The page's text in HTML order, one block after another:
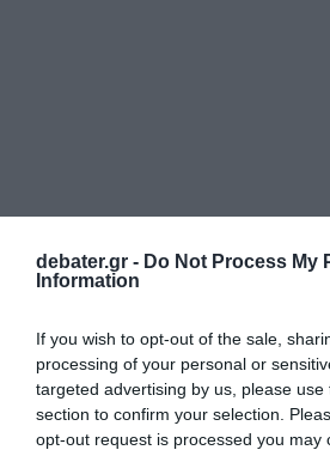
debater.gr - Do Not Process My
Information
If you wish to opt-out of the sale,
processing of your personal or
targeted advertising by us, please
section to confirm your selection.
opt-out request is processed you may